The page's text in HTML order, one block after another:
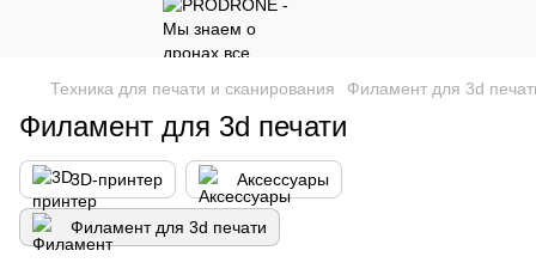
Техника для печати и сканирования Филамент для 3d
Филамент для 3d печати
3D-принтер Аксессуары
Филамент для 3d печати